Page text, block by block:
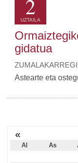
2
UZTAILA
gidatua
Astearte eta
«
Al As